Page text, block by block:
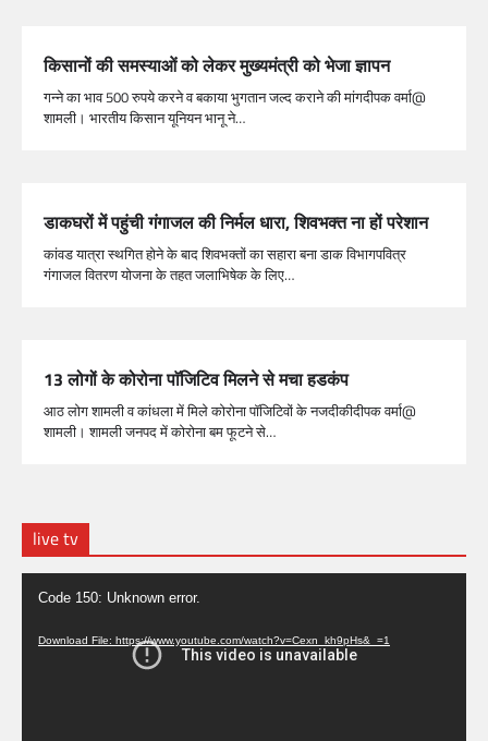
किसानों की समस्याओं को लेकर मुख्यमंत्री को भेजा ज्ञापन
गन्ने का भाव 500 रुपये करने व बकाया भुगतान जल्द कराने की मांगदीपक वर्मा@
शामली। भारतीय किसान यूनियन भानू ने…
डाकघरों में पहुंची गंगाजल की निर्मल धारा, शिवभक्त ना हों परेशान
कांवड यात्रा स्थगित होने के बाद शिवभक्तों का सहारा बना डाक विभागपवित्र
गंगाजल वितरण योजना के तहत जलाभिषेक के लिए…
13 लोगों के कोरोना पाॅजिटिव मिलने से मचा हडकंप
आठ लोग शामली व कांधला में मिले कोरोना पाॅजिटिवों के नजदीकीदीपक वर्मा@
शामली। शामली जनपद में कोरोना बम फूटने से…
live tv
Video
Player
Code 150: Unknown error.
Download File: https://www.youtube.com/watch?v=Cexn_kh9pHs&_=1